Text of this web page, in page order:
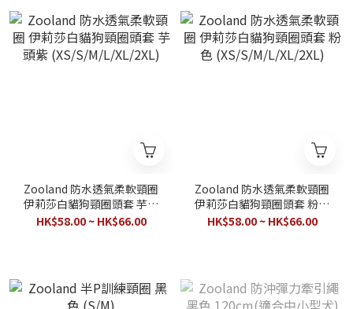
Zooland 防水透氣柔軟頸圈
伊莉莎白貓狗頸圈頭套 芋頭
紫 (XS/S/M/L/XL/2XL)
HK$58.00 ~ HK$66.00
Zooland 防水透氣柔軟頸圈
伊莉莎白貓狗頸圈頭套 粉色
(XS/S/M/L/XL/2XL)
HK$58.00 ~ HK$66.00